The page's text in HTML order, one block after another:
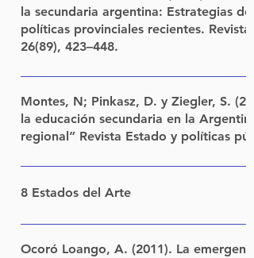
la secundaria argentina: Estrategias
políticas provinciales recientes.
26(89), 423–448.
LINK
Montes, N; Pinkasz, D. y Ziegler, S.
la educación secundaria en la Argentina de los
regional” Revista Estado y políticas
Revista Estado y Políticas Públicas, Nº
Ciudad Autónoma de Buenos Aires.
8 Estados del Arte
Estado del arte de la investigación en
en la Argentina (2003-2017). LEER La
Ocoró Loango, A. (2011). La